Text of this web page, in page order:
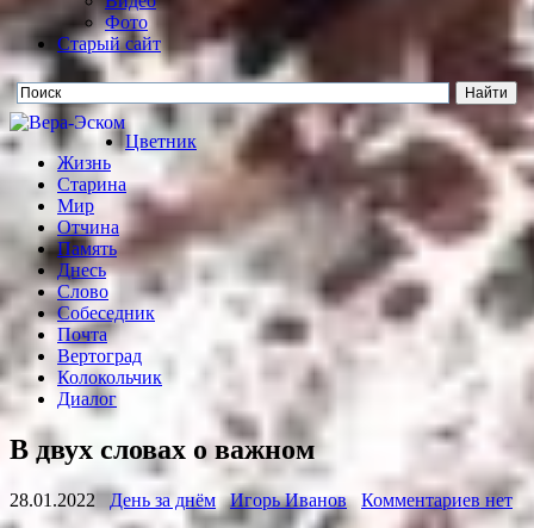
Фото
Старый сайт
Цветник
Жизнь
Старина
Мир
Отчина
Память
Днесь
Слово
Собеседник
Почта
Вертоград
Колокольчик
Диалог
В двух словах о важном
28.01.2022 День за днём Игорь Иванов
Комментариев нет